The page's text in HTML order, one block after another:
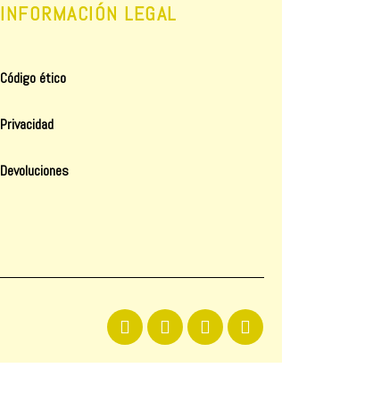
INFORMACIÓN LEGAL
Código ético
Privacidad
Devoluciones